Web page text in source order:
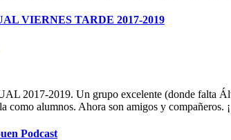
VIERNES TARDE 2017-2019
2017-2019. Un grupo excelente (donde falta
como alumnos. Ahora son amigos y
Podcast